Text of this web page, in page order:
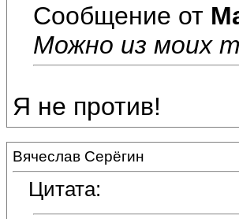
Сообщение от
Можно из моих
Я не против!
Вячеслав Серёгин
Цитата: